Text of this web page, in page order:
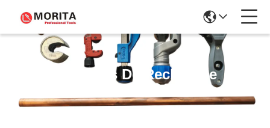
Résultats De Recherche